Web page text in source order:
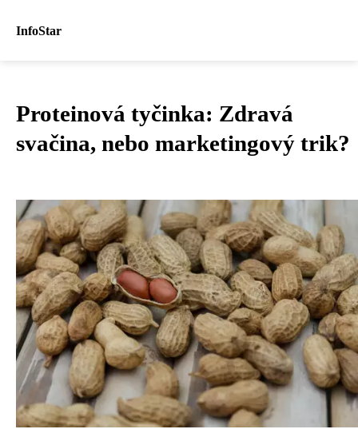
InfoStar
Proteinová tyčinka: Zdravá
svačina, nebo marketingový trik?